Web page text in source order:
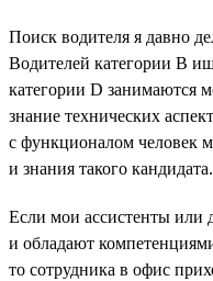
Поиск водителя я давно
Водителей категории B
категории D занимаются
знание технических
с функционалом человек
и знания такого кандидата.
Если мои ассистенты или
и обладают
то сотрудника в офис